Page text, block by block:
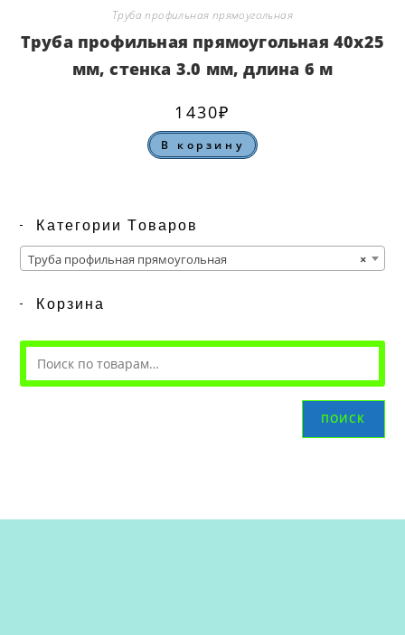
Труба профильная прямоугольная
Труба профильная прямоугольная 40х25
мм, стенка 3.0 мм, длина 6 м
1430₽
В корзину
Категории Товаров
×
Труба профильная прямоугольная
Корзина
ПОИСК